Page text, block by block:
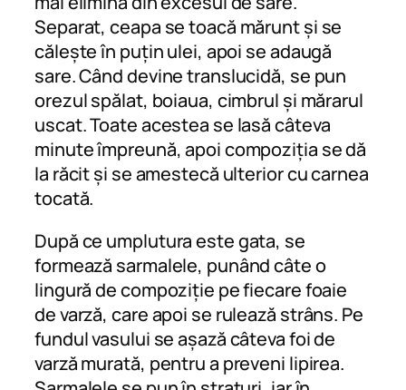
Separat, ceapa se toacă mărunt și se
călește în puțin ulei, apoi se adaugă
sare. Când devine translucidă, se pun
orezul spălat, boiaua, cimbrul și mărarul
uscat. Toate acestea se lasă câteva
minute împreună, apoi compoziția se dă
la răcit și se amestecă ulterior cu carnea
tocată.
După ce umplutura este gata, se
formează sarmalele, punând câte o
lingură de compoziție pe fiecare foaie
de varză, care apoi se rulează strâns. Pe
fundul vasului se așază câteva foi de
varză murată, pentru a preveni lipirea.